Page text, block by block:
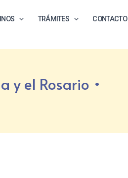
TRÁMITES CONTACTO
y el Rosario